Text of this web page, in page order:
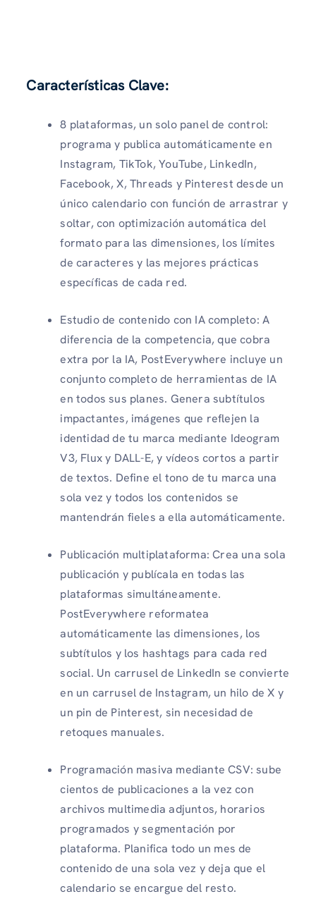
Características Clave:
8 plataformas, un solo panel de control:
programa y publica automáticamente en
Instagram, TikTok, YouTube, LinkedIn,
Facebook, X, Threads y Pinterest desde un
único calendario con función de arrastrar y
soltar, con optimización automática del
formato para las dimensiones, los límites
de caracteres y las mejores prácticas
específicas de cada red.
Estudio de contenido con IA completo: A
diferencia de la competencia, que cobra
extra por la IA, PostEverywhere incluye un
conjunto completo de herramientas de IA
en todos sus planes. Genera subtítulos
impactantes, imágenes que reflejen la
identidad de tu marca mediante Ideogram
V3, Flux y DALL-E, y vídeos cortos a partir
de textos. Define el tono de tu marca una
sola vez y todos los contenidos se
mantendrán fieles a ella automáticamente.
Publicación multiplataforma: Crea una sola
publicación y publícala en todas las
plataformas simultáneamente.
PostEverywhere reformatea
automáticamente las dimensiones, los
subtítulos y los hashtags para cada red
social. Un carrusel de LinkedIn se convierte
en un carrusel de Instagram, un hilo de X y
un pin de Pinterest, sin necesidad de
retoques manuales.
Programación masiva mediante CSV: sube
cientos de publicaciones a la vez con
archivos multimedia adjuntos, horarios
programados y segmentación por
plataforma. Planifica todo un mes de
contenido de una sola vez y deja que el
calendario se encargue del resto.